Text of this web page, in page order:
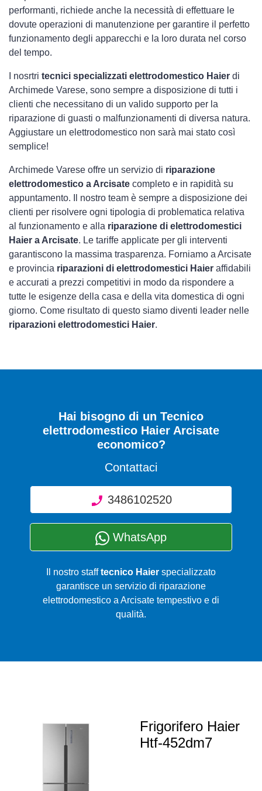
performanti, richiede anche la necessità di effettuare le
dovute operazioni di manutenzione per garantire il perfetto
funzionamento degli apparecchi e la loro durata nel corso
del tempo.
I nosrtri tecnici specializzati elettrodomestico Haier di
Archimede Varese, sono sempre a disposizione di tutti i
clienti che necessitano di un valido supporto per la
riparazione di guasti o malfunzionamenti di diversa natura.
Aggiustare un elettrodomestico non sarà mai stato così
semplice!
Archimede Varese offre un servizio di riparazione
elettrodomestico a Arcisate completo e in rapidità su
appuntamento. Il nostro team è sempre a disposizione dei
clienti per risolvere ogni tipologia di problematica relativa
al funzionamento e alla riparazione di elettrodomestici
Haier a Arcisate. Le tariffe applicate per gli interventi
garantiscono la massima trasparenza. Forniamo a Arcisate
e provincia riparazioni di elettrodomestici Haier affidabili
e accurati a prezzi competitivi in modo da rispondere a
tutte le esigenze della casa e della vita domestica di ogni
giorno. Come risultato di questo siamo diventi leader nelle
riparazioni elettrodomestici Haier.
Hai bisogno di un Tecnico
elettrodomestico Haier Arcisate
economico?
Contattaci
3486102520
WhatsApp
Il nostro stafftecnico Haier specializzato
garantisce un servizio di riparazione
elettrodomestico a Arcisate tempestivo e di
qualità.
Frigorifero Haier
Htf-452dm7